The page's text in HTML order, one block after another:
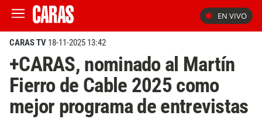
EN VIVO
CARAS TV 18-11-2025 13:42
+CARAS, nominado al Martín
Fierro de Cable 2025 como
mejor programa de entrevistas